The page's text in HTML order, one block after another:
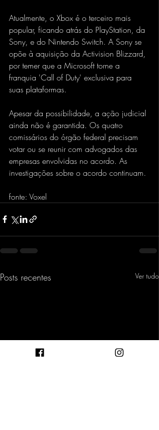
Atualmente, o Xbox é o terceiro mais
popular, ficando atrás do PlayStation, da
Sony, e do Nintendo Switch. A Sony se
opõe à aquisição da Activision Blizzard,
por temer que a Microsoft torne a
franquia 'Call of Duty' exclusiva para
suas plataformas.
Apesar da possibilidade, a ação judicial
ainda não é garantida. Os quatro
comissários do órgão federal precisam
votar ou se reunir com advogados das
empresas envolvidas no acordo. As
investigações sobre o acordo continuam.
fonte: Voxel
Posts recentes Ver tudo